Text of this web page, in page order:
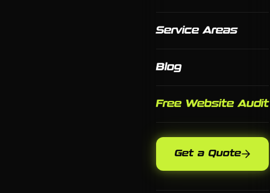
Service Areas
Blog
Free Website Audit
Get a Quote